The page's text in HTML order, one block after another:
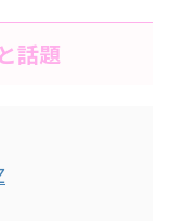
話題